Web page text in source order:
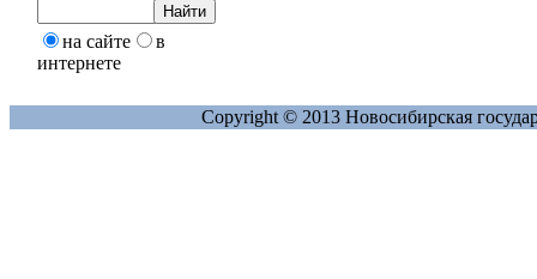
на сайте
в
интернете
Copyright © 2013 Новосибирская